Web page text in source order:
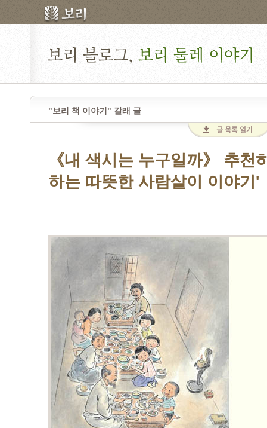
"보리 책 이야기" 갈래 글
《내 색시는 누구일까》 추천
하는 따뜻한 사람살이 이야기'